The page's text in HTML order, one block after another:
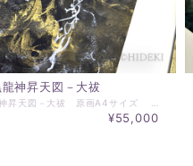
神昇天図－大祓
¥55,000